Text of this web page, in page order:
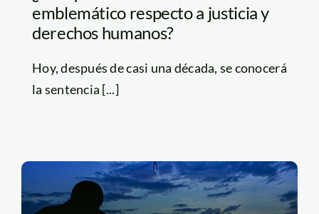
emblemático respecto a justicia y
derechos humanos?
Hoy, después de casi una década, se conocerá
la sentencia [...]